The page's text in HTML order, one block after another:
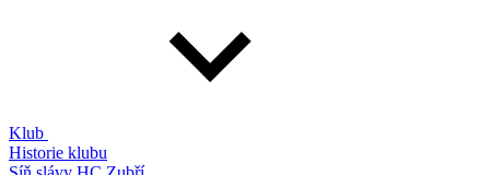
Klub
Historie klubu